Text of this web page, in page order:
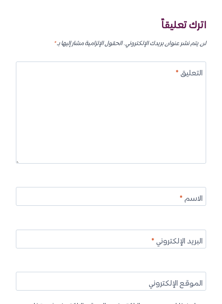
اترك تعليقاً
لن يتم نشر عنوان بريدك الإلكتروني.الحقول الإلزامية مشار إليها بـ*
التعليق*
الاسم*
البريد الإلكتروني*
الموقع الإلكتروني